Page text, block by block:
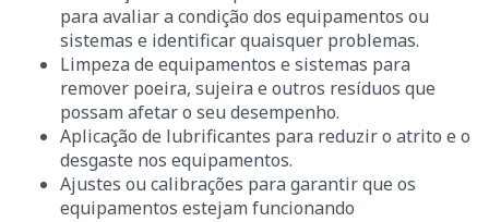
para avaliar a condição dos equipamentos ou
sistemas e identificar quaisquer problemas.
Limpeza de equipamentos e sistemas para
remover poeira, sujeira e outros resíduos que
possam afetar o seu desempenho.
Aplicação de lubrificantes para reduzir o atrito e o
desgaste nos equipamentos.
Ajustes ou calibrações para garantir que os
equipamentos estejam funcionando